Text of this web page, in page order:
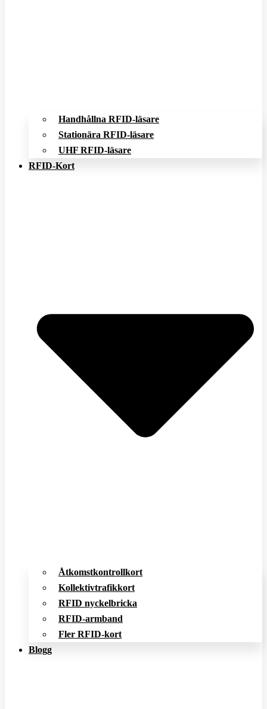
Handhållna RFID-läsare
Stationära RFID-läsare
UHF RFID-läsare
RFID-Kort
Åtkomstkontrollkort
Kollektivtrafikkort
RFID nyckelbricka
RFID-armband
Fler RFID-kort
Blogg